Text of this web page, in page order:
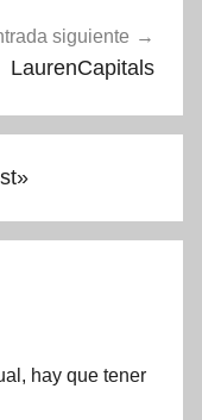
siguiente
LaurenCapitals
»
hay que tener